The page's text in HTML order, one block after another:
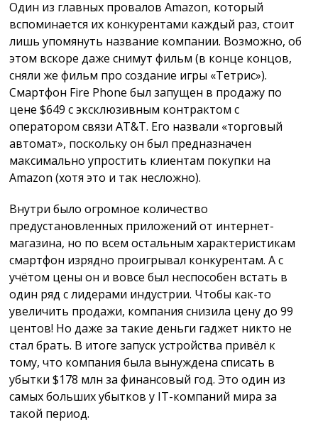
Один из главных провалов Amazon, который
вспоминается их конкурентами каждый раз, стоит
лишь упомянуть название компании. Возможно, об
этом вскоре даже снимут фильм (в конце концов,
сняли же фильм про создание игры «Тетрис»).
Смартфон Fire Phone был запущен в продажу по
цене $649 с эксклюзивным контрактом с
оператором связи AT&T. Его назвали «торговый
автомат», поскольку он был предназначен
максимально упростить клиентам покупки на
Amazon (хотя это и так несложно).
Внутри было огромное количество
предустановленных приложений от интернет-
магазина, но по всем остальным характеристикам
смартфон изрядно проигрывал конкурентам. А с
учётом цены он и вовсе был неспособен встать в
один ряд с лидерами индустрии. Чтобы как-то
увеличить продажи, компания снизила цену до 99
центов! Но даже за такие деньги гаджет никто не
стал брать. В итоге запуск устройства привёл к
тому, что компания была вынуждена списать в
убытки $178 млн за финансовый год. Это один из
самых больших убытков у IT-компаний мира за
такой период.